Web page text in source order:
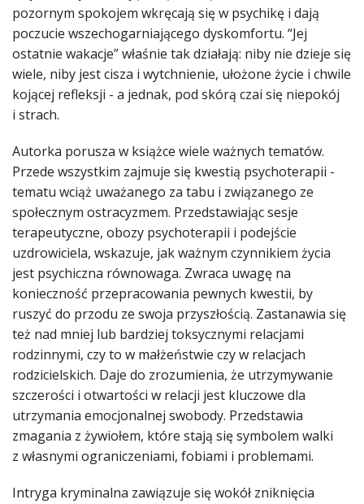
pozornym spokojem wkręcają się w psychikę i dają
poczucie wszechogarniającego dyskomfortu. “Jej
ostatnie wakacje” właśnie tak działają: niby nie dzieje się
wiele, niby jest cisza i wytchnienie, ułożone życie i chwile
kojącej refleksji - a jednak, pod skórą czai się niepokój
i strach.
Autorka porusza w książce wiele ważnych tematów.
Przede wszystkim zajmuje się kwestią psychoterapii -
tematu wciąż uważanego za tabu i związanego ze
społecznym ostracyzmem. Przedstawiając sesje
terapeutyczne, obozy psychoterapii i podejście
uzdrowiciela, wskazuje, jak ważnym czynnikiem życia
jest psychiczna równowaga. Zwraca uwagę na
konieczność przepracowania pewnych kwestii, by
ruszyć do przodu ze swoja przyszłością. Zastanawia się
też nad mniej lub bardziej toksycznymi relacjami
rodzinnymi, czy to w małżeństwie czy w relacjach
rodzicielskich. Daje do zrozumienia, że utrzymywanie
szczerości i otwartości w relacji jest kluczowe dla
utrzymania emocjonalnej swobody. Przedstawia
zmagania z żywiołem, które stają się symbolem walki
z własnymi ograniczeniami, fobiami i problemami.
Intryga kryminalna zawiązuje się wokół zniknięcia